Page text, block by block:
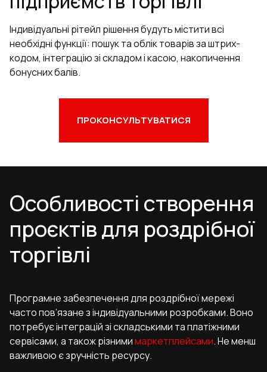
ПРОКОНСУЛЬТУВАТИСЯ
Індивідуальні рітейл рішення будуть містити всі
необхідні функції: пошук та облік товарів за штрих-
кодом, інтеграцію зі складом і касою, накопичення
бонусних балів.
Особливості створення
проєктів для роздрібної
торгівлі
Програмне забезпечення для роздрібної мережі
часто пов’язане з індивідуальними розробками. Воно
потребує інтеграцій зі складськими та платіжними
сервісами, а також різнимимаркетплейсами. Не менш
важливою є зручність ресурсу.